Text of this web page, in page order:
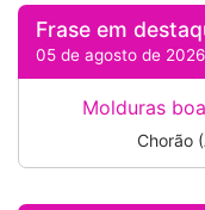
Frase em
05 de agosto de 2026
Molduras
Chorão